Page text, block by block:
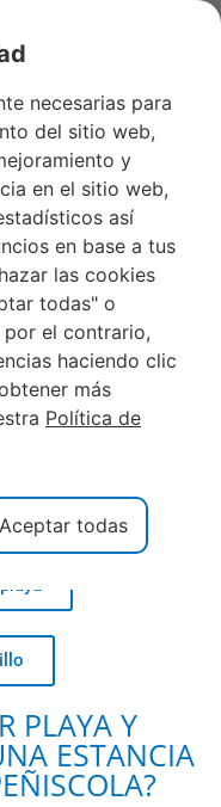
baratos en
vacaciones
tu presupuesto. En
opciones de
en Peñíscola
española.
PLAYA Y
ESTANCIA
necesarias para
del sitio web,
y
en el sitio web,
así
en base a tus
las cookies
todas" o
por el contrario,
haciendo clic
más
Política de
Aceptar todas